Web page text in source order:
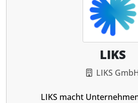
LIKS
LIKS
LIKS macht